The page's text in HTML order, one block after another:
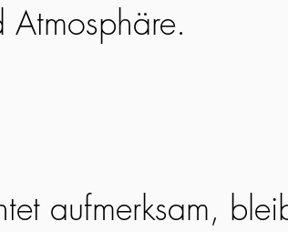
Atmosphäre.
aufmerksam,